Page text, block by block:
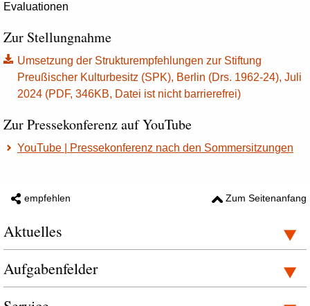
Evaluationen
Zur Stellungnahme
Umsetzung der Strukturempfehlungen zur Stiftung
Preußischer Kulturbesitz (SPK), Berlin (Drs. 1962-24), Juli
2024 (PDF, 346KB, Datei ist nicht barrierefrei)
Zur Pressekonferenz auf YouTube
YouTube | Pressekonferenz nach den Sommersitzungen
empfehlen Zum Seitenanfang
Aktuelles
Aufgabenfelder